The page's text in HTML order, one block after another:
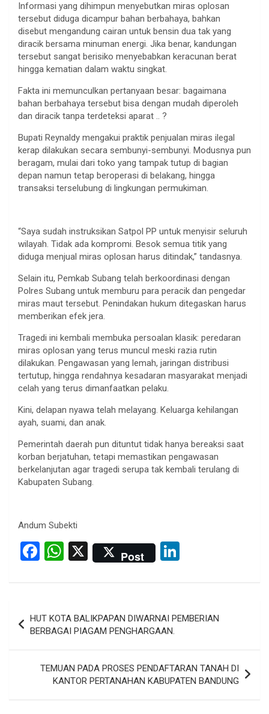
Informasi yang dihimpun menyebutkan miras oplosan
tersebut diduga dicampur bahan berbahaya, bahkan
disebut mengandung cairan untuk bensin dua tak yang
diracik bersama minuman energi. Jika benar, kandungan
tersebut sangat berisiko menyebabkan keracunan berat
hingga kematian dalam waktu singkat.
Fakta ini memunculkan pertanyaan besar: bagaimana
bahan berbahaya tersebut bisa dengan mudah diperoleh
dan diracik tanpa terdeteksi aparat .. ?
Bupati Reynaldy mengakui praktik penjualan miras ilegal
kerap dilakukan secara sembunyi-sembunyi. Modusnya pun
beragam, mulai dari toko yang tampak tutup di bagian
depan namun tetap beroperasi di belakang, hingga
transaksi terselubung di lingkungan permukiman.
“Saya sudah instruksikan Satpol PP untuk menyisir seluruh
wilayah. Tidak ada kompromi. Besok semua titik yang
diduga menjual miras oplosan harus ditindak,” tandasnya.
Selain itu, Pemkab Subang telah berkoordinasi dengan
Polres Subang untuk memburu para peracik dan pengedar
miras maut tersebut. Penindakan hukum ditegaskan harus
memberikan efek jera.
Tragedi ini kembali membuka persoalan klasik: peredaran
miras oplosan yang terus muncul meski razia rutin
dilakukan. Pengawasan yang lemah, jaringan distribusi
tertutup, hingga rendahnya kesadaran masyarakat menjadi
celah yang terus dimanfaatkan pelaku.
Kini, delapan nyawa telah melayang. Keluarga kehilangan
ayah, suami, dan anak.
Pemerintah daerah pun dituntut tidak hanya bereaksi saat
korban berjatuhan, tetapi memastikan pengawasan
berkelanjutan agar tragedi serupa tak kembali terulang di
Kabupaten Subang.
Andum Subekti
F
ce
b
o
o
k
W
at
s
A
p
p
X Post
ke
dI
n
navigation
HUT KOTA BALIKPAPAN DIWARNAI PEMBERIAN
BERBAGAI PIAGAM PENGHARGAAN.
TEMUAN PADA PROSES PENDAFTARAN TANAH DI
KANTOR PERTANAHAN KABUPATEN BANDUNG